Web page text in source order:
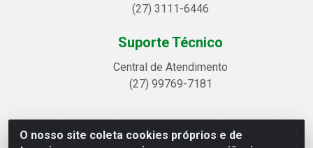
O nosso site coleta cookies próprios e de
(27) 3111-6446
Suporte Técnico
Central de Atendimento
(27) 99769-7181
Linhavix Distribuidora LTDA - Avenida Alegre, 2521 -